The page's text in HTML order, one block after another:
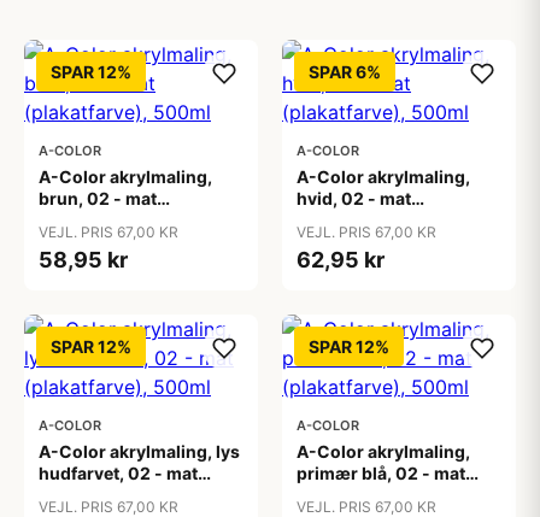
SPAR 12%
A-COLOR
A-Color akrylmaling,
brun, 02 - mat
VEJL. PRIS 67,00 KR
58,95 kr
SPAR 6%
A-COLOR
A-Color akrylmaling,
hvid, 02 - mat
VEJL. PRIS 67,00 KR
62,95 kr
SPAR 12%
A-COLOR
A-Color akrylmaling, lys
hudfarvet, 02 - mat
VEJL. PRIS 67,00 KR
SPAR 12%
A-COLOR
A-Color akrylmaling,
primær blå, 02 - mat
VEJL. PRIS 67,00 KR